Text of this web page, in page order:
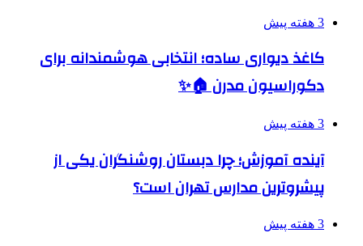
3 هفته پیش
کاغذ دیواری ساده؛ انتخابی هوشمندانه برای
دکوراسیون مدرن 🏠✨
3 هفته پیش
آینده آموزش؛ چرا دبستان روشنگران یکی از
پیشروترین مدارس تهران است؟
3 هفته پیش